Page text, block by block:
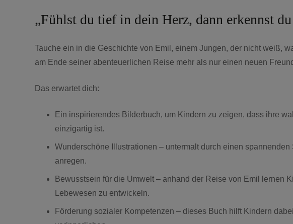
„Fühlst du tief in dein Herz, dann erkennst
Tauche ein in die Geschichte von Emil, einem Jungen, der nicht weiß,
am Ende seiner abenteuerlichen Reise mehr als nur einen neuen
Das erwartet dich:
Ein inspirierendes Bilderbuch, um Kindern zu zeigen, dass ihre
einzigartig ist.
Wunderschöne Illustrationen – untermalt durch einen
anregen.
Bewusstsein für die Umwelt – anhand der Reise von Emil lernen
Lebewesen zu entwickeln.
Förderung sozialer Kompetenzen – dieses Buch hilft Kindern